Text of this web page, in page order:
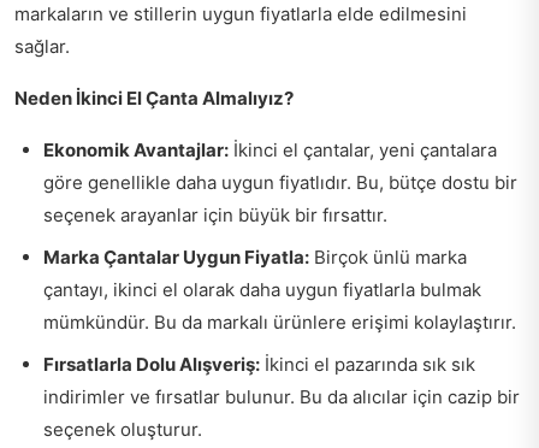
markaların ve stillerin uygun fiyatlarla elde edilmesini
sağlar.
Neden İkinci El Çanta Almalıyız?
Ekonomik Avantajlar: İkinci el çantalar, yeni çantalara
göre genellikle daha uygun fiyatlıdır. Bu, bütçe dostu bir
seçenek arayanlar için büyük bir fırsattır.
Marka Çantalar Uygun Fiyatla: Birçok ünlü marka
çantayı, ikinci el olarak daha uygun fiyatlarla bulmak
mümkündür. Bu da markalı ürünlere erişimi kolaylaştırır.
Fırsatlarla Dolu Alışveriş: İkinci el pazarında sık sık
indirimler ve fırsatlar bulunur. Bu da alıcılar için cazip bir
seçenek oluşturur.